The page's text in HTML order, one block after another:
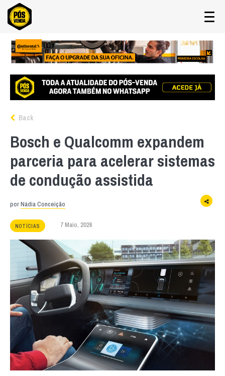
Back
Bosch e Qualcomm expandem
parceria para acelerar sistemas
de condução assistida
porNádia Conceição
NOTÍCIAS 7 Maio, 2026